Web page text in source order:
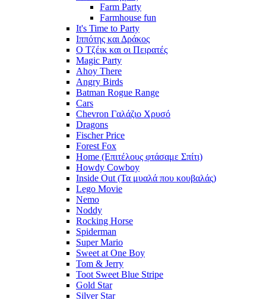
Farm Party
Farmhouse fun
It's Time to Party
Ιππότης και Δράκος
Ο Τζέικ και οι Πειρατές
Magic Party
Ahoy There
Angry Birds
Batman Rogue Range
Cars
Chevron Γαλάζιο Χρυσό
Dragons
Fischer Price
Forest Fox
Home (Επιτέλους φτάσαμε Σπίτι)
Howdy Cowboy
Inside Out (Τα μυαλά που κουβαλάς)
Lego Movie
Nemo
Noddy
Rocking Horse
Spiderman
Super Mario
Sweet at One Boy
Tom & Jerry
Toot Sweet Blue Stripe
Gold Star
Silver Star